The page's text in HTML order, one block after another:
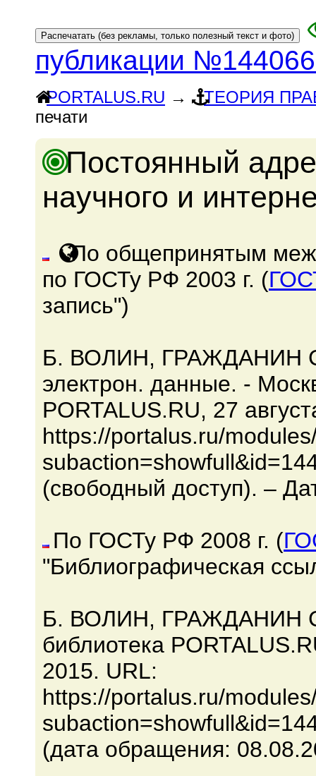
публикации
PORTALUS.RU →
ТЕОРИЯ
печати
Постоянный
научного и
По общепринятым
по ГОСТу РФ 2003 г. (
запись")
Б. ВОЛИН, ГРАЖДАНИН
электрон. данные. -
PORTALUS.RU, 27
https://portalus.ru/
(свободный доступ). –
По ГОСТу РФ 2008 г. (
"Библиографическая
Б. ВОЛИН, ГРАЖДАНИН
библиотека
2015. URL:
https://portalus.ru/
(дата обращения: